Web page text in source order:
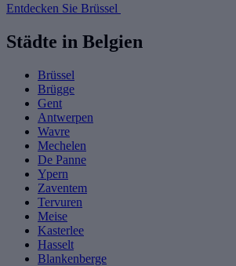
Entdecken Sie Brüssel
Städte in Belgien
Brüssel
Brügge
Gent
Antwerpen
Wavre
Mechelen
De Panne
Ypern
Zaventem
Tervuren
Meise
Kasterlee
Hasselt
Blankenberge